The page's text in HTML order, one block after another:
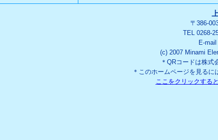
〒386-
TEL 0268-
E-mail
(c) 2007 Minami
＊QRコードは株式
＊このホームページを見る
ここをクリックする